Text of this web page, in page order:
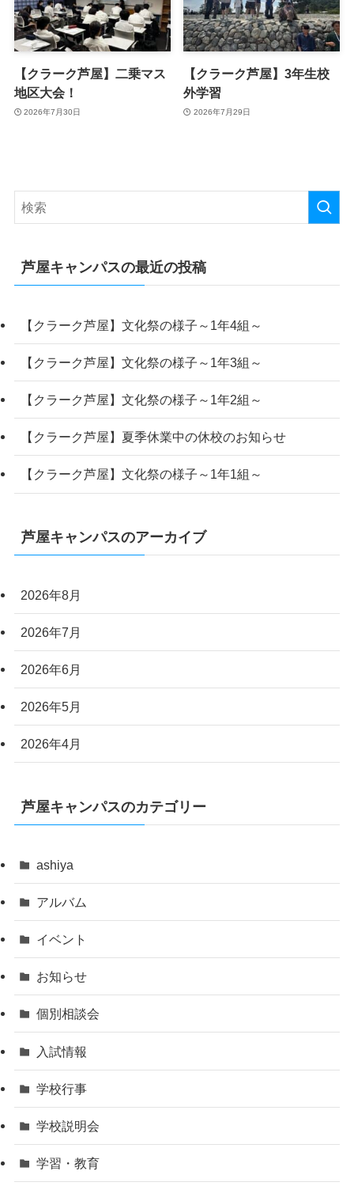
【クラーク芦屋】二乗マス
地区大会！
2026年7月30日
【クラーク芦屋】3年生校
外学習
2026年7月29日
芦屋キャンパスの最近の投稿
【クラーク芦屋】文化祭の様子～1年4組～
【クラーク芦屋】文化祭の様子～1年3組～
【クラーク芦屋】文化祭の様子～1年2組～
【クラーク芦屋】夏季休業中の休校のお知らせ
【クラーク芦屋】文化祭の様子～1年1組～
芦屋キャンパスのアーカイブ
2026年8月
2026年7月
2026年6月
2026年5月
2026年4月
芦屋キャンパスのカテゴリー
ashiya
アルバム
イベント
お知らせ
個別相談会
入試情報
学校行事
学校説明会
学習・教育